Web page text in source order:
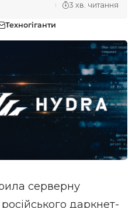
Техногіганти
3 хв. читання
серверну
даркнет-